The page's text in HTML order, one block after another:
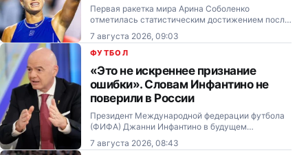
Первая ракетка мира Арина Соболенко
отметилась статистическим достижением после
выхода в четвёртый круг турнира WTA 1000 в
Торонто (Канада).
7 августа 2026, 09:03
ФУТБОЛ
«Это не искреннее признание
ошибки». Словам Инфантино не
поверили в России
Президент Международной федерации футбола
(ФИФА) Джанни Инфантино в будущем
обязательно вернется к проекту продажи прав
на чемпионат мира, заявил почетный президент
7 августа 2026, 08:43